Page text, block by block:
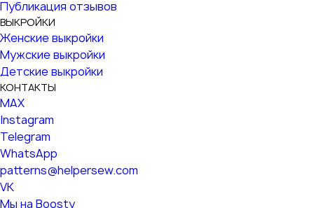
Публикация отзывов
ВЫКРОЙКИ
Женские выкройки
Мужские выкройки
Детские выкройки
КОНТАКТЫ
MAX
Instagram
Telegram
WhatsApp
patterns@helpersew.com
VK
Мы на Boosty